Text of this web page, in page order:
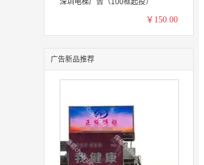
深圳电梯广告（100框起投）
￥150.00
广告新品推荐